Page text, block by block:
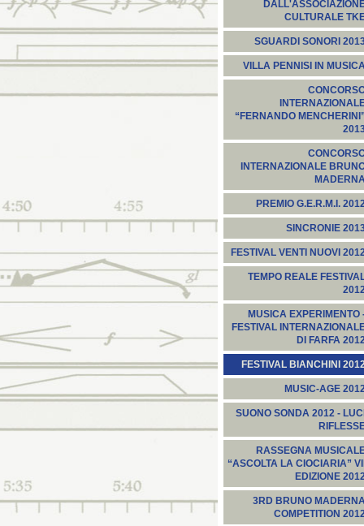
CULTURALE
SGUARDI SONORI
VILLA PENNISI IN MUSICA
“FERNANDO MENCHERINI”
INTERNAZIONALE
MADERNA
PREMIO G.E.R.M.I. 2012
SINCRONIE
FESTIVAL VENTI NUOVI 2012
TEMPO REALE
2012
MUSICA EXPERIMENTO
FESTIVAL
DI FARFA 2012
FESTIVAL BIANCHINI 2012
MUSIC-AGE 2012
SUONO SONDA 2012 - LUCI
RASSEGNA
“ASCOLTA LA CIOCIARIA” VII
EDIZIONE 2012
3RD BRUNO MADERNA
COMPETITION 2012